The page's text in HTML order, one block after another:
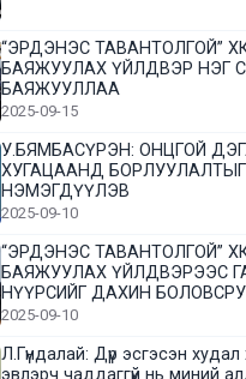
“ЭРДЭНЭС ТАВАНТОЛГОЙ”
БАЯЖУУЛАХ ҮЙЛДВЭР НЭГ
БАЯЖУУЛЛАА
2025-09-15
У.БЯМБАСҮРЭН: ОНЦГОЙ
ХУГАЦААНД
НЭМЭГДҮҮЛЭВ
2025-09-10
“ЭРДЭНЭС ТАВАНТОЛГОЙ”
БАЯЖУУЛАХ ҮЙЛДВЭРЭЭС
НҮҮРСИЙГ ДАХИН
2025-09-10
Л.Гүндалай: Дүр эсгэсэн худал